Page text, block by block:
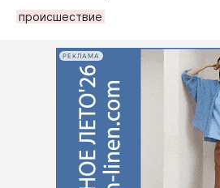
происшествие
РЕКЛАМА